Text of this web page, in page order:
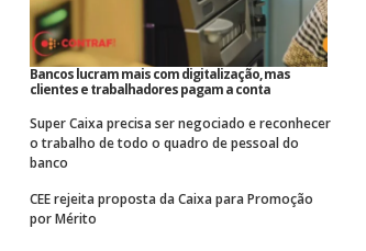
Bancos lucram mais com digitalização, mas
clientes e trabalhadores pagam a conta
Super Caixa precisa ser negociado e reconhecer
o trabalho de todo o quadro de pessoal do
banco
CEE rejeita proposta da Caixa para Promoção
por Mérito